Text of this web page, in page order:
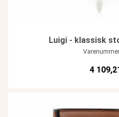
Luigi - klassisk
4